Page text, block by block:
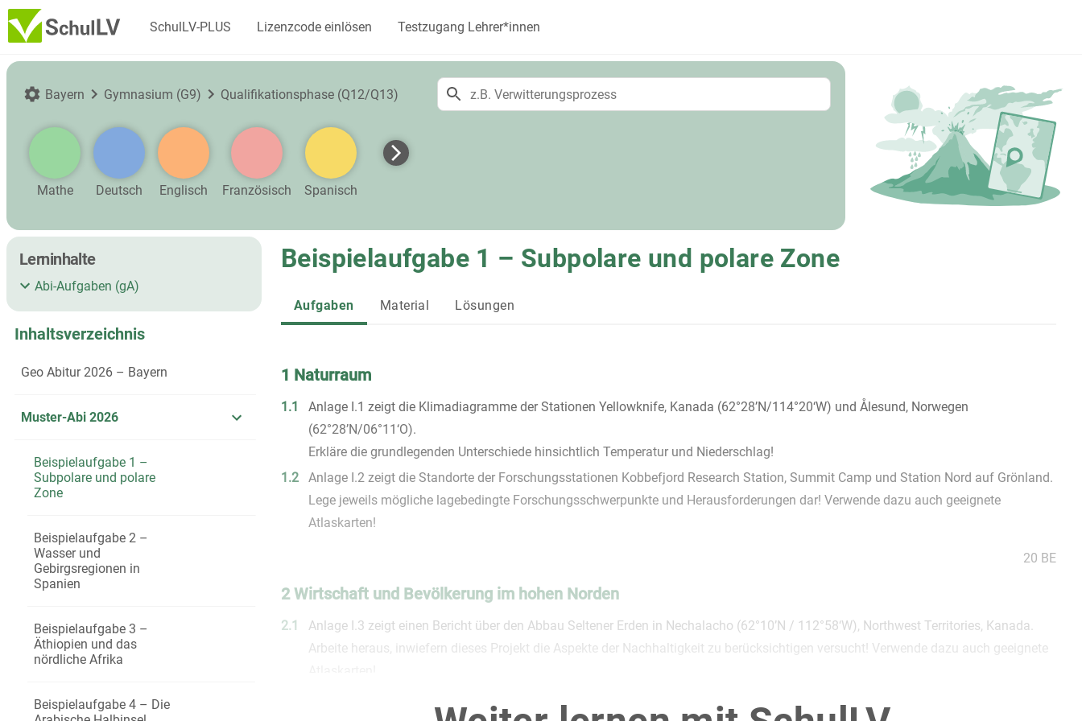
SchulLV-PLUS Lizenzcode einlösen Testzugang Lehrer*innen
Bayern Gymnasium (G9) Qualifikationsphase (Q12/Q13)
Mathe Deutsch Englisch Französisch Spanisch
Lerninhalte
Abi-Aufgaben (gA)
Inhaltsverzeichnis
Geo Abitur 2026 – Bayern
Muster-Abi 2026
Beispielaufgabe 1 –
Subpolare und polare
Zone
Beispielaufgabe 2 –
Wasser und
Gebirgsregionen in
Spanien
Beispielaufgabe 3 –
Äthiopien und das
nördliche Afrika
Beispielaufgabe 4 – Die
Beispielaufgabe 1 – Subpolare und polare Zone
Aufgaben Material Lösungen
1 Naturraum
1.1
Anlage I.1 zeigt die Klimadiagramme der Stationen Yellowknife, Kanada (62°28’N/114°20‘W) und Ålesund, Norwegen
(62°28’N/06°11‘O).
Erkläre die grundlegenden Unterschiede hinsichtlich Temperatur und Niederschlag!
1.2
Anlage I.2 zeigt die Standorte der Forschungsstationen Kobbefjord Research Station, Summit Camp und Station Nord auf Grönland.
Lege jeweils mögliche lagebedingte Forschungsschwerpunkte und Herausforderungen dar! Verwende dazu auch geeignete
Atlaskarten!
20 BE
2 Wirtschaft und Bevölkerung im hohen Norden
2.1
Anlage I.3 zeigt einen Bericht über den Abbau Seltener Erden in Nechalacho (62°10’N / 112°58‘W), Northwest Territories, Kanada.
Arbeite heraus, inwiefern dieses Projekt die Aspekte der Nachhaltigkeit zu berücksichtigen versucht! Verwende dazu auch geeignete